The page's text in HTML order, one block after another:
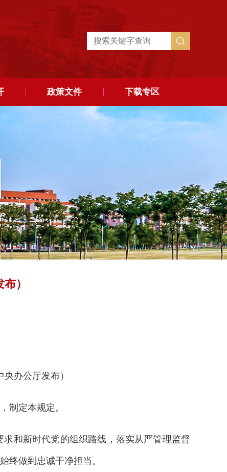
政策文件 下载专区
）
办公厅发布）
定本规定。
和新时代党的组织路线，落实从严管理监督
终做到忠诚干净担当。